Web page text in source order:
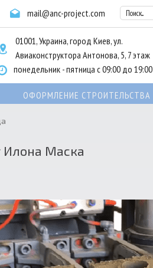
Поиск...
mail@anc-project.com
01001, Украина, город Киев, ул.
Авиаконструктора Антонова, 5, 7 этаж
понедельник - пятница с 09:00 до 19:00
ОФОРМЛЕНИЕ СТРОИТЕЛЬСТВА
Илона Маска